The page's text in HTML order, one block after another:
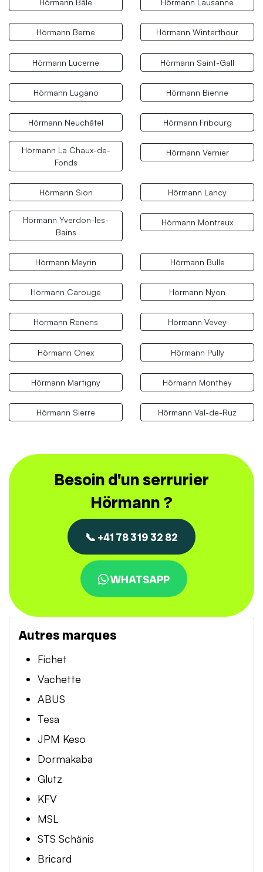
Hörmann Bâle Hörmann Lausanne
Hörmann Berne Hörmann Winterthour
Hörmann Lucerne Hörmann Saint-Gall
Hörmann Lugano Hörmann Bienne
Hörmann Neuchâtel Hörmann Fribourg
Hörmann La Chaux-de-
Fonds
Hörmann Vernier
Hörmann Sion Hörmann Lancy
Hörmann Yverdon-les-
Bains
Hörmann Montreux
Hörmann Meyrin Hörmann Bulle
Hörmann Carouge Hörmann Nyon
Hörmann Renens Hörmann Vevey
Hörmann Onex Hörmann Pully
Hörmann Martigny Hörmann Monthey
Hörmann Sierre Hörmann Val-de-Ruz
Besoin d'un serrurier
Hörmann ?
📞 +41 78 319 32 82
WHATSAPP
Autres marques
Fichet
Vachette
ABUS
Tesa
JPM Keso
Dormakaba
Glutz
KFV
MSL
STS Schänis
Bricard